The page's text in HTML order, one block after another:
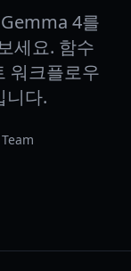
4를
세요. 함수
워크플로우
니다.